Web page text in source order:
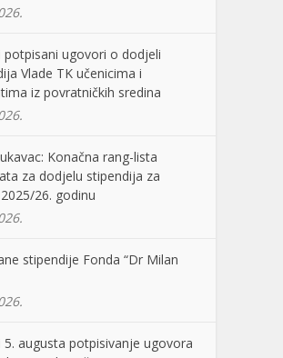
potpisani ugovori o dodjeli
Vlade TK učenicima i
iz povratničkih sredina
Konačna rang-lista
za dodjelu stipendija za
26. godinu
stipendije Fonda “Dr Milan
5. augusta potpisivanje ugovora